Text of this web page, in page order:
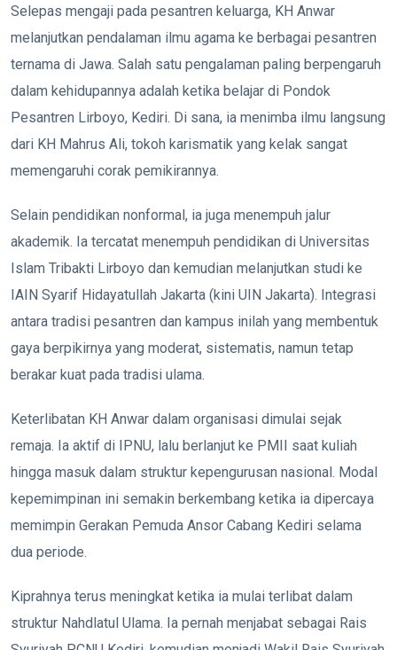
Selepas mengaji pada pesantren keluarga, KH Anwar
melanjutkan pendalaman ilmu agama ke berbagai pesantren
ternama di Jawa. Salah satu pengalaman paling berpengaruh
dalam kehidupannya adalah ketika belajar di Pondok
Pesantren Lirboyo, Kediri. Di sana, ia menimba ilmu langsung
dari KH Mahrus Ali, tokoh karismatik yang kelak sangat
memengaruhi corak pemikirannya.
Selain pendidikan nonformal, ia juga menempuh jalur
akademik. Ia tercatat menempuh pendidikan di Universitas
Islam Tribakti Lirboyo dan kemudian melanjutkan studi ke
IAIN Syarif Hidayatullah Jakarta (kini UIN Jakarta). Integrasi
antara tradisi pesantren dan kampus inilah yang membentuk
gaya berpikirnya yang moderat, sistematis, namun tetap
berakar kuat pada tradisi ulama.
Keterlibatan KH Anwar dalam organisasi dimulai sejak
remaja. Ia aktif di IPNU, lalu berlanjut ke PMII saat kuliah
hingga masuk dalam struktur kepengurusan nasional. Modal
kepemimpinan ini semakin berkembang ketika ia dipercaya
memimpin Gerakan Pemuda Ansor Cabang Kediri selama
dua periode.
Kiprahnya terus meningkat ketika ia mulai terlibat dalam
struktur Nahdlatul Ulama. Ia pernah menjabat sebagai Rais